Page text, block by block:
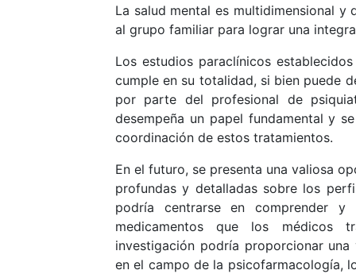
La salud mental es multidimensional
al grupo familiar para lograr una
Los estudios paraclínicos
cumple en su totalidad, si bien puede
por parte del profesional de
desempeña un papel fundamental y
coordinación de estos tratamientos.
En el futuro, se presenta una valiosa
profundas y detalladas sobre los
podría centrarse en comprender y
medicamentos que los médicos
investigación podría proporcionar
en el campo de la psicofarmacología,